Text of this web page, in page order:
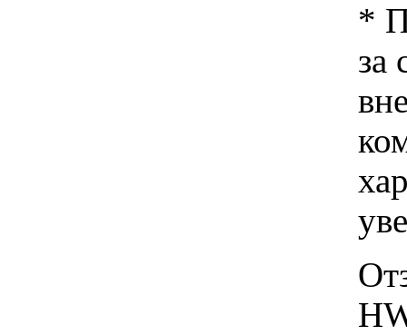
*
за